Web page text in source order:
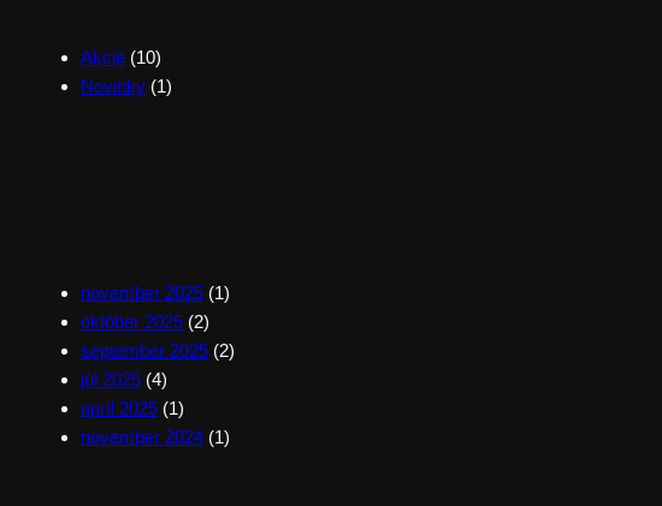
Akcie (10)
Novinky (1)
november 2025 (1)
október 2025 (2)
september 2025 (2)
júl 2025 (4)
apríl 2025 (1)
november 2024 (1)